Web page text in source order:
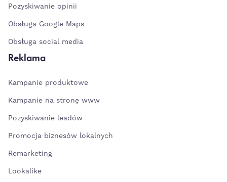
Pozyskiwanie opinii
Obsługa Google Maps
Obsługa social media
Reklama
Kampanie produktowe
Kampanie na stronę www
Pozyskiwanie leadów
Promocja biznesów lokalnych
Remarketing
Lookalike